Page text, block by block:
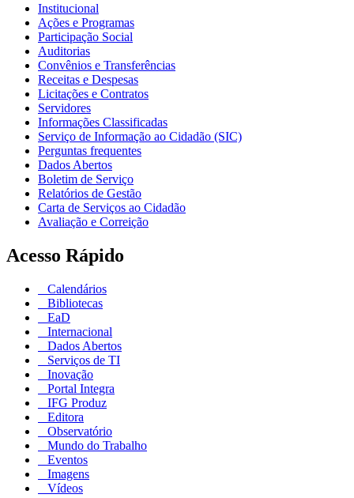
Institucional
Ações e Programas
Participação Social
Auditorias
Convênios e Transferências
Receitas e Despesas
Licitações e Contratos
Servidores
Informações Classificadas
Serviço de Informação ao Cidadão (SIC)
Perguntas frequentes
Dados Abertos
Boletim de Serviço
Relatórios de Gestão
Carta de Serviços ao Cidadão
Avaliação e Correição
Acesso Rápido
Calendários
Bibliotecas
EaD
Internacional
Dados Abertos
Serviços de TI
Inovação
Portal Integra
IFG Produz
Editora
Observatório
Mundo do Trabalho
Eventos
Imagens
Vídeos